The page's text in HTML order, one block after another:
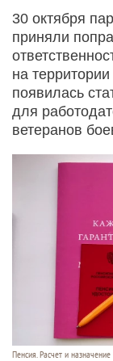
30 октября
приняли
на
появилась
для
ветеранов
Пенсия. Расчет и назначение